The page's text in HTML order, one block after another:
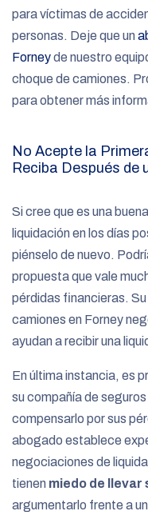
para víctimas de
personas. Deje que un
Forneyde nuestro
choque de camiones.
para obtener más
No Acepte la
Reciba Después de
Si cree que es una
liquidación en los días
piénselo de nuevo.
propuesta que vale
pérdidas financieras.
camiones en Forney
ayudan a recibir una
En última instancia, es
su compañía de
compensarlo por sus
abogado establece
negociaciones de
tienen miedo de llevar
argumentarlo frente a